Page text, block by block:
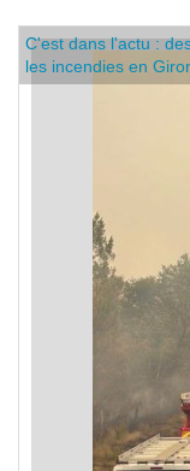
C'est dans l'actu :
les incendies en